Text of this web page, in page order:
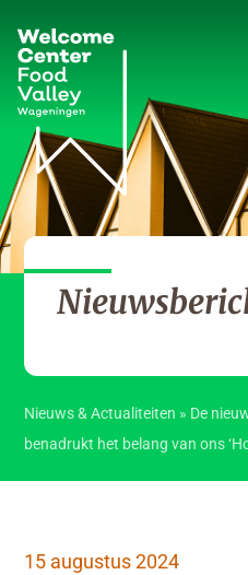
Nieuws & Actualiteiten » De
benadrukt het belang van ons
15 augustus 2024